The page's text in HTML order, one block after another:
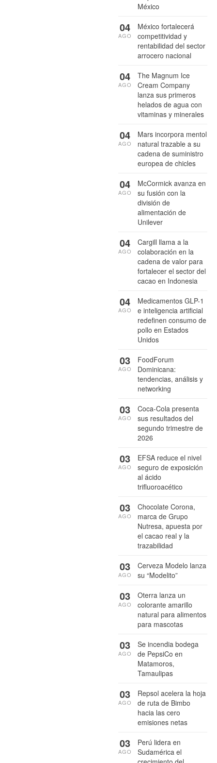
México
México fortalecerá
competitividad y
rentabilidad del sector
arrocero nacional
04
AGO
The Magnum Ice
Cream Company
lanza sus primeros
helados de agua con
vitaminas y minerales
04
AGO
Mars incorpora mentol
natural trazable a su
cadena de suministro
europea de chicles
04
AGO
McCormick avanza en
su fusión con la
división de
alimentación de
Unilever
04
AGO
Cargill llama a la
colaboración en la
cadena de valor para
fortalecer el sector del
cacao en Indonesia
04
AGO
Medicamentos GLP-1
e inteligencia artificial
redefinen consumo de
pollo en Estados
Unidos
04
AGO
FoodForum
Dominicana:
tendencias, análisis y
networking
03
AGO
Coca-Cola presenta
sus resultados del
segundo trimestre de
2026
03
AGO
EFSA reduce el nivel
seguro de exposición
al ácido
trifluoroacético
03
AGO
Chocolate Corona,
marca de Grupo
Nutresa, apuesta por
el cacao real y la
trazabilidad
03
AGO
Cerveza Modelo lanza
su “Modelito”
03
AGO
Oterra lanza un
colorante amarillo
natural para alimentos
para mascotas
03
AGO
Se incendia bodega
de PepsiCo en
Matamoros,
Tamaulipas
03
AGO
Repsol acelera la hoja
de ruta de Bimbo
hacia las cero
emisiones netas
03
AGO
Perú lidera en
Sudamérica el
03
AGO